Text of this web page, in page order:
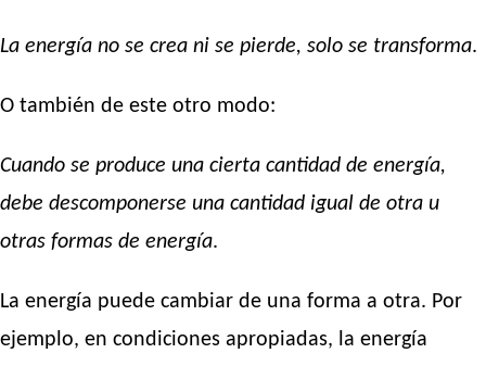
La energía no se crea ni se pierde, solo se transforma.
O también de este otro modo:
Cuando se produce una cierta cantidad de energía,
debe descomponerse una cantidad igual de otra u
otras formas de energía.
La energía puede cambiar de una forma a otra. Por
ejemplo, en condiciones apropiadas, la energía